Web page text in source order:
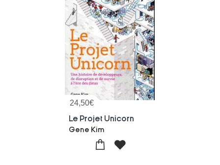
24,50€
Le Projet Unicorn
Gene Kim